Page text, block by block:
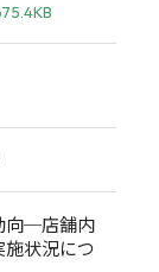
向─店舗内
状況につ